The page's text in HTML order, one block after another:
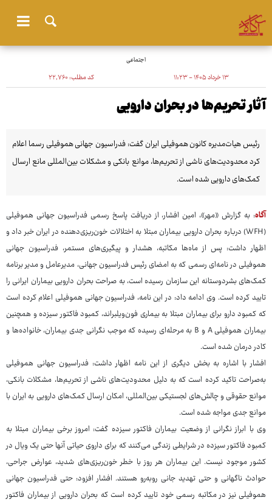
اجتماعی
۱۳ خرداد ۱۴۰۵ - ۱۱:۲۳ کد مطلب:۲۲٬۷۶۰
آثار تحریم‌ها در بحران دارویی
رئیس هیات‌مدیره کانون هموفیلی ایران گفت: فدراسیون جهانی هموفیلی رسما اعلام
کرد محدودیت‌های ناشی از تحریم‌ها، موانع بانکی و مشکلات بین‌المللی مانع ارسال
کمک‌های دارویی شده است.
آگاه: به گزارش «مهر»، امین افشار، از دریافت پاسخ رسمی فدراسیون جهانی هموفیلی
(WFH) درباره بحران دارویی بیماران مبتلا به اختلالات خون‌ریزی‌دهنده در ایران خبر داد و
اظهار داشت: پس از ماه‌ها مکاتبه، هشدار و پیگیری‌های مستمر، فدراسیون جهانی
هموفیلی در نامه‌ای رسمی که به امضای رئیس فدراسیون جهانی، مدیرعامل و مدیر برنامه
کمک‌های بشردوستانه این سازمان رسیده است، به صراحت بحران دارویی بیماران ایرانی را
تایید کرده است. وی ادامه داد: در این نامه، فدراسیون جهانی هموفیلی اعلام کرده است
که کمبود دارو برای بیماران مبتلا به بیماری فون‌ویلبراند، کمبود فاکتور سیزده و همچنین
بیماران هموفیلی A و B به مرحله‌ای رسیده که موجب نگرانی جدی بیماران، خانواده‌ها و
کادر درمان شده است.
افشار با اشاره به بخش دیگری از این نامه اظهار داشت: فدراسیون جهانی هموفیلی
به‌صراحت تاکید کرده است که به دلیل محدودیت‌های ناشی از تحریم‌ها، مشکلات بانکی،
موانع حقوقی و چالش‌های لجستیکی بین‌المللی، امکان ارسال کمک‌های دارویی به ایران با
موانع جدی مواجه شده است.
وی با ابراز نگرانی از وضعیت بیماران فاکتور سیزده گفت: امروز برخی بیماران مبتلا به
کمبود فاکتور سیزده در شرایطی زندگی می‌کنند که برای داروی حیاتی آنها حتی یک ویال در
کشور موجود نیست. این بیماران هر روز با خطر خون‌ریزی‌های شدید، عوارض جراحی،
حوادث ناگهانی و حتی تهدید جانی روبه‌رو هستند. افشار افزود: حتی فدراسیون جهانی
هموفیلی نیز در مکاتبه رسمی خود تایید کرده است که بحران دارویی از بیماران فاکتور